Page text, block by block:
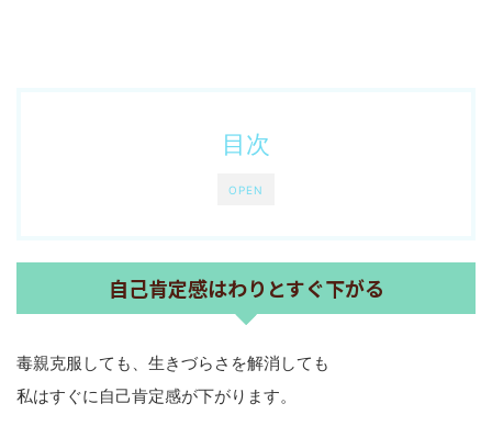
OPEN
目次
自己肯定感はわりとすぐ下がる
毒親克服しても、生きづらさを解消しても
私はすぐに自己肯定感が下がります。